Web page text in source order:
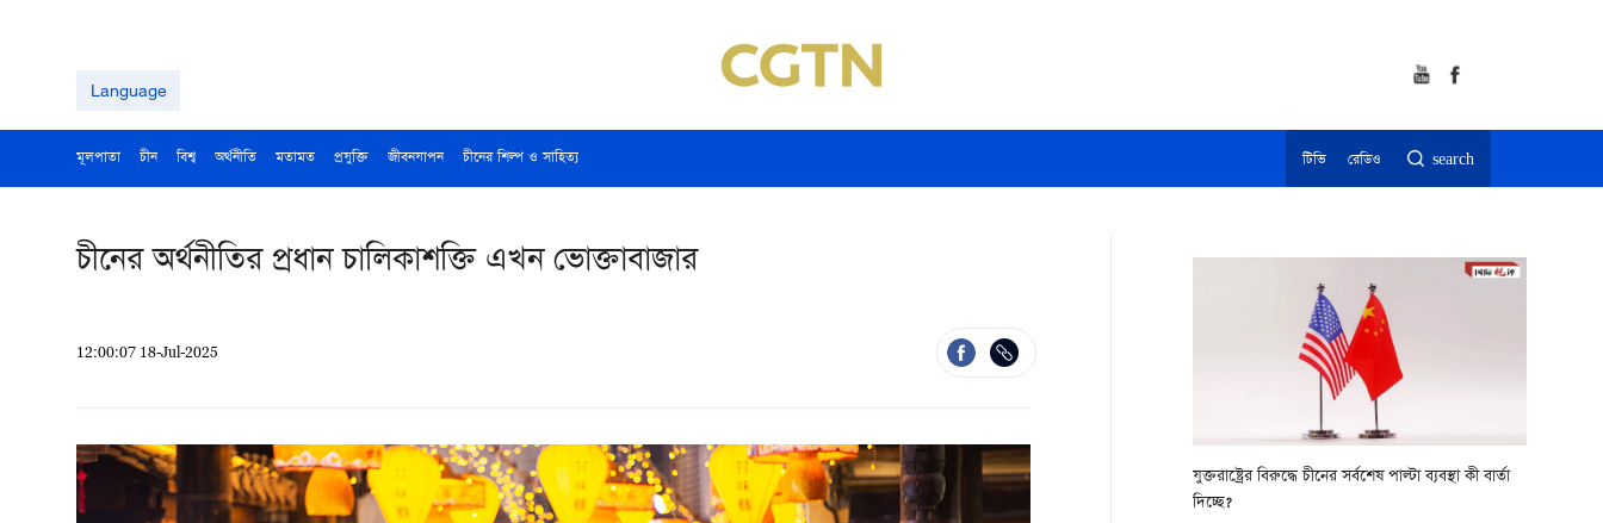
Language
মূলপাতা চীন বিশ্ব অর্থনীতি মতামত প্রযুক্তি জীবনযাপন চীনের শিল্প ও সাহিত্য টিভি রেডিও search
চীনের অর্থনীতির প্রধান চালিকাশক্তি এখন ভোক্তাবাজার
12:00:07 18-Jul-2025
যুক্তরাষ্ট্রের বিরুদ্ধে চীনের সর্বশেষ পাল্টা ব্যবস্থা কী বার্তা
দিচ্ছে?